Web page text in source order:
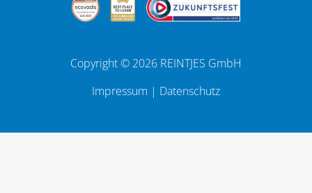
Copyright © 2026 REINTJES GmbH
Impressum | Datenschutz